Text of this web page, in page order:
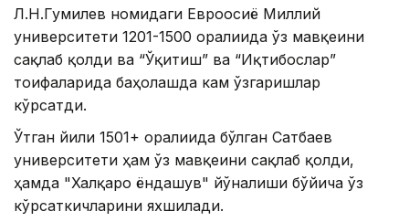
Л.Н.Гумилев номидаги Евроосиё Миллий
университети 1201-1500 оралиғида ўз мавқеини
сақлаб қолди ва “Ўқитиш” ва “Иқтибослар”
тоифаларида баҳолашда кам ўзгаришлар
кўрсатди.
Ўтган йили 1501+ оралиғида бўлган Сатбаев
университети ҳам ўз мавқеини сақлаб қолди,
ҳамда "Халқаро ёндашув" йўналиши бўйича ўз
кўрсаткичларини яхшилади.